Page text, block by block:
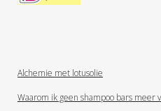
Alchemie met lotusolie
Waarom ik geen shampoo bars meer